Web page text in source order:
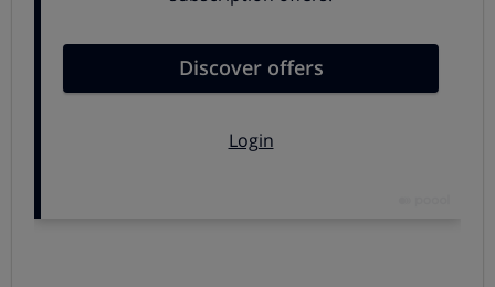
El cuadro sintomático de la fascitis plantar consiste
dolor de talón, concentrándose en su cara inferior(o
debido a la inactividad nocturna e ir